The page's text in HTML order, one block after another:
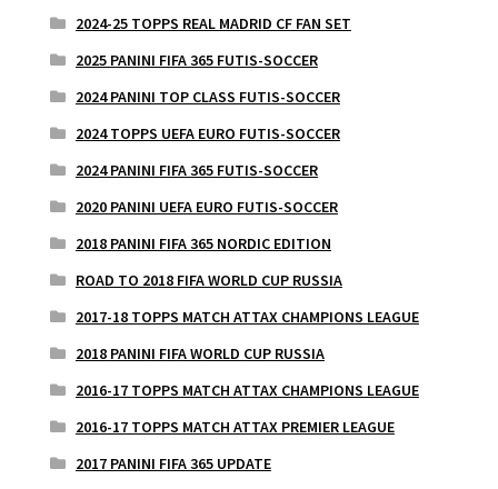
2024-25 TOPPS REAL MADRID CF FAN SET
2025 PANINI FIFA 365 FUTIS-SOCCER
2024 PANINI TOP CLASS FUTIS-SOCCER
2024 TOPPS UEFA EURO FUTIS-SOCCER
2024 PANINI FIFA 365 FUTIS-SOCCER
2020 PANINI UEFA EURO FUTIS-SOCCER
2018 PANINI FIFA 365 NORDIC EDITION
ROAD TO 2018 FIFA WORLD CUP RUSSIA
2017-18 TOPPS MATCH ATTAX CHAMPIONS LEAGUE
2018 PANINI FIFA WORLD CUP RUSSIA
2016-17 TOPPS MATCH ATTAX CHAMPIONS LEAGUE
2016-17 TOPPS MATCH ATTAX PREMIER LEAGUE
2017 PANINI FIFA 365 UPDATE